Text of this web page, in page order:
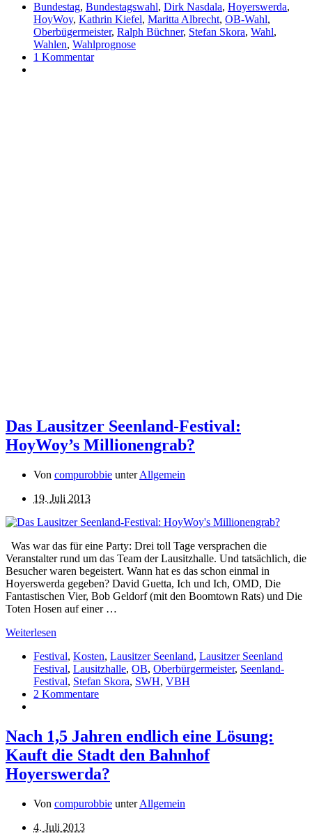
Bundestag, Bundestagswahl, Dirk Nasdala, Hoyerswerda,
HoyWoy, Kathrin Kiefel, Maritta Albrecht, OB-Wahl,
Oberbügermeister, Ralph Büchner, Stefan Skora, Wahl,
Wahlen, Wahlprognose
1 Kommentar
Das Lausitzer Seenland-Festival:
HoyWoy’s Millionengrab?
Von compurobbie unterAllgemein
19. Juli 2013
Was war das für eine Party: Drei toll Tage versprachen die
Veranstalter rund um das Team der Lausitzhalle. Und tatsächlich, die
Besucher waren begeistert. Wann hat es das schon einmal in
Hoyerswerda gegeben? David Guetta, Ich und Ich, OMD, Die
Fantastischen Vier, Bob Geldorf (mit den Boomtown Rats) und Die
Toten Hosen auf einer …
Weiterlesen
Festival, Kosten, Lausitzer Seenland, Lausitzer Seenland
Festival, Lausitzhalle, OB, Oberbürgermeister, Seenland-
Festival, Stefan Skora, SWH, VBH
2 Kommentare
Nach 1,5 Jahren endlich eine Lösung:
Kauft die Stadt den Bahnhof
Hoyerswerda?
Von compurobbie unterAllgemein
4. Juli 2013